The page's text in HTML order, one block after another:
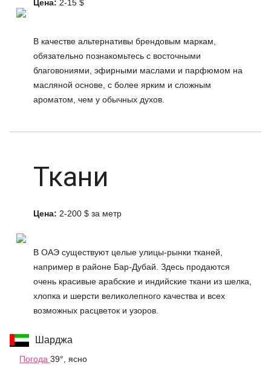
Цена: 2-15 $
В качестве альтернативы брендовым маркам,
обязательно познакомьтесь с восточными
благовониями, эфирными маслами и парфюмом на
масляной основе, с более ярким и сложным
ароматом, чем у обычных духов.
Ткани
Цена: 2-200 $ за метр
В ОАЭ существуют целые улицы-рынки тканей,
например в районе Бар-Дубай. Здесь продаются
очень красивые арабские и индийские ткани из шелка,
хлопка и шерсти великолепного качества и всех
возможных расцветок и узоров.
Шарджа
Погода 39°, ясно